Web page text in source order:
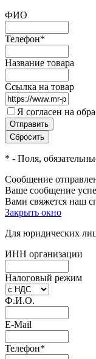
ФИО
Телефон*
Название товара
Ссылка на товар
Я согласен на
* - Поля,
Сообщение
Ваше сообщение
Вами свяжется наш
Закрыть окно
Для юридических
ИНН организации
Налоговый режим
Ф.И.О.
E-Mail
Телефон*